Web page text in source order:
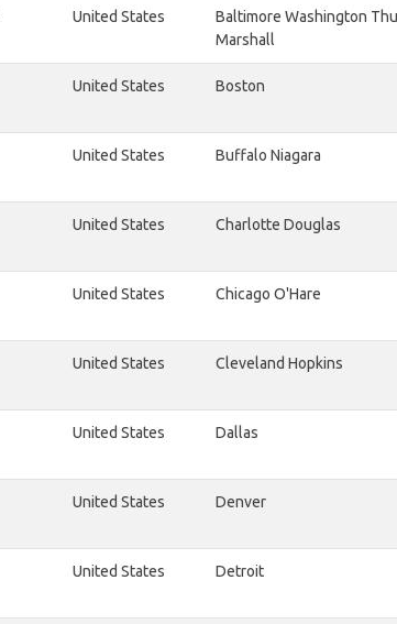
United States
Baltimore Washington
Marshall
United States Boston
United States Buffalo Niagara
United States Charlotte Douglas
United States Chicago O'Hare
United States Cleveland Hopkins
United States Dallas
United States Denver
United States Detroit